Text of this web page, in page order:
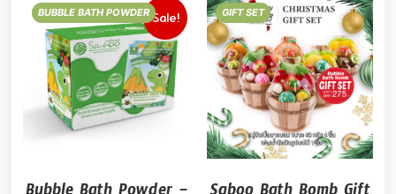
Sale!
BUBBLE BATH POWDER GIFT SET